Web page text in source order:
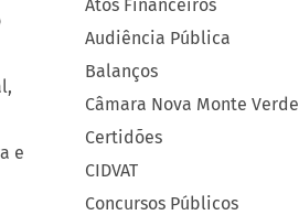
e
Atos Financeiros
Audiência Pública
Balanços
Câmara Nova Monte Verde
Certidões
CIDVAT
Concursos Públicos